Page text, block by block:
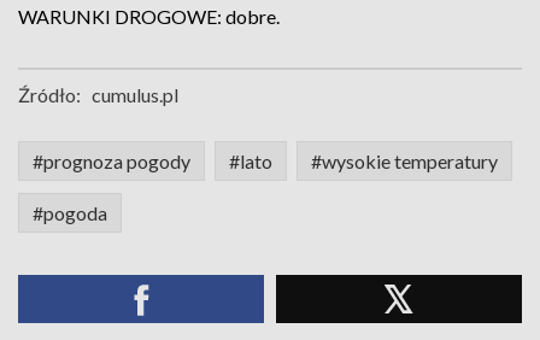
WARUNKI DROGOWE: dobre.
Źródło: cumulus.pl
#prognoza pogody #lato #wysokie temperatury
#pogoda